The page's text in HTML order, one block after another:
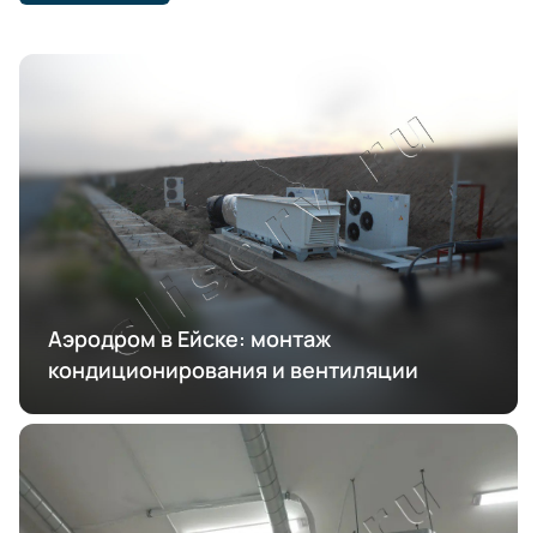
Аэродром в Ейске: монтаж
кондиционирования и вентиляции